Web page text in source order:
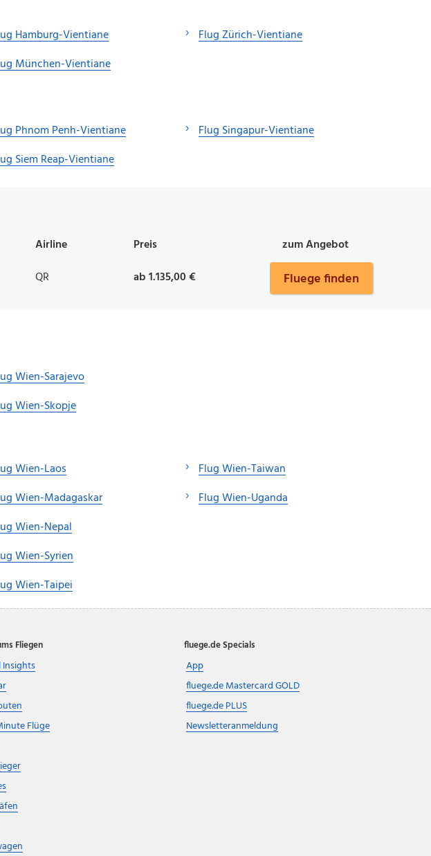
Hamburg-Vientiane
München-Vientiane
Flug Zürich-Vientiane
Phnom Penh-Vientiane
Siem Reap-Vientiane
Flug Singapur-Vientiane
Airline Preis
zum Angebot
QR ab 1.135,00 € Fluege finden
Wien-Sarajevo
Wien-Skopje
Wien-Laos
Wien-Madagaskar
Wien-Nepal
Wien-Syrien
Wien-Taipei
Flug Wien-Taiwan
Flug Wien-Uganda